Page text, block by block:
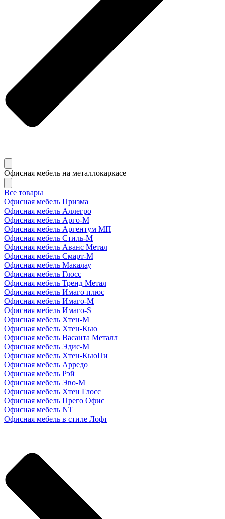
Офисная мебель на металлокаркасе
Все товары
Офисная мебель Призма
Офисная мебель Аллегро
Офисная мебель Арго-М
Офисная мебель Аргентум МП
Офисная мебель Стиль-М
Офисная мебель Аванс Метал
Офисная мебель Смарт-М
Офисная мебель Макалау
Офисная мебель Глосс
Офисная мебель Тренд Метал
Офисная мебель Имаго плюс
Офисная мебель Имаго-М
Офисная мебель Имаго-S
Офисная мебель Хтен-M
Офисная мебель Хтен-Кью
Офисная мебель Васанта Металл
Офисная мебель Эдис-M
Офисная мебель Хтен-КьюПи
Офисная мебель Арредо
Офисная мебель Рэй
Офисная мебель Эво-M
Офисная мебель Хтен Глосс
Офисная мебель Прего Офис
Офисная мебель NT
Офисная мебель в стиле Лофт